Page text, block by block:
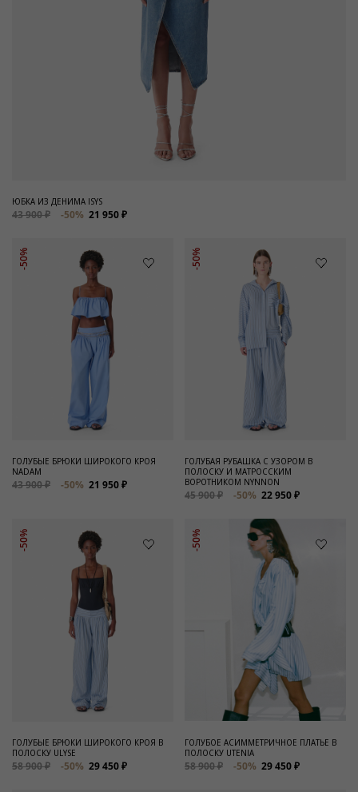
ЮБКА ИЗ ДЕНИМА ISYS
43 900 ₽ -50% 21 950 ₽
-50%
ГОЛУБЫЕ БРЮКИ ШИРОКОГО КРОЯ
NADAM
43 900 ₽ -50% 21 950 ₽
-50%
ГОЛУБАЯ РУБАШКА С УЗОРОМ В
ПОЛОСКУ И МАТРОССКИМ
ВОРОТНИКОМ NYNNON
45 900 ₽ -50% 22 950 ₽
-50%
ГОЛУБЫЕ БРЮКИ ШИРОКОГО КРОЯ В
ПОЛОСКУ ULYSE
58 900 ₽ -50% 29 450 ₽
-50%
ГОЛУБОЕ АСИММЕТРИЧНОЕ ПЛАТЬЕ В
ПОЛОСКУ UTENIA
58 900 ₽ -50% 29 450 ₽